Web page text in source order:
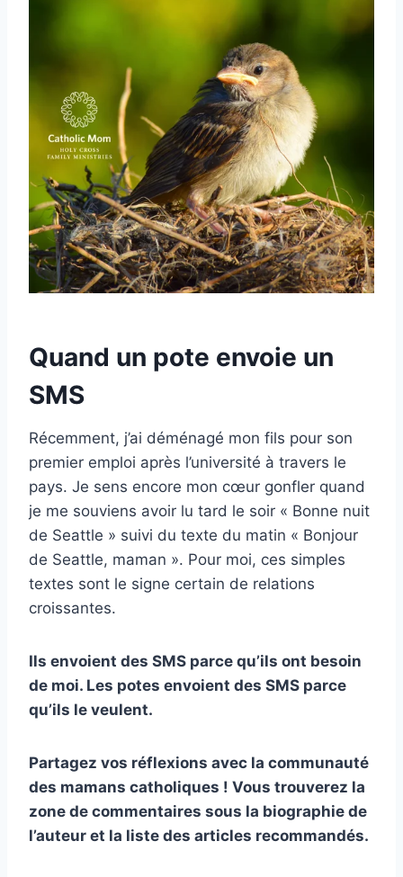
Quand un pote envoie un
SMS
Récemment, j’ai déménagé mon fils pour son
premier emploi après l’université à travers le
pays. Je sens encore mon cœur gonfler quand
je me souviens avoir lu tard le soir « Bonne nuit
de Seattle » suivi du texte du matin « Bonjour
de Seattle, maman ». Pour moi, ces simples
textes sont le signe certain de relations
croissantes.
Ils envoient des SMS parce qu’ils ont besoin
de moi. Les potes envoient des SMS parce
qu’ils le veulent.
Partagez vos réflexions avec la communauté
des mamans catholiques ! Vous trouverez la
zone de commentaires sous la biographie de
l’auteur et la liste des articles recommandés.